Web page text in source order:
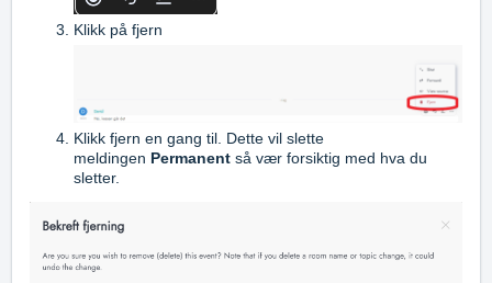
Klikk på fjern
Klikk fjern en gang til. Dette vil slette
meldingen Permanent så vær forsiktig med hva du
sletter.